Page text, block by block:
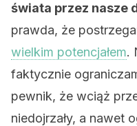
świata przez nasze
prawda, że
wielkim potencjałem.
faktycznie
pewnik, że wciąż
niedojrzały, a nawet